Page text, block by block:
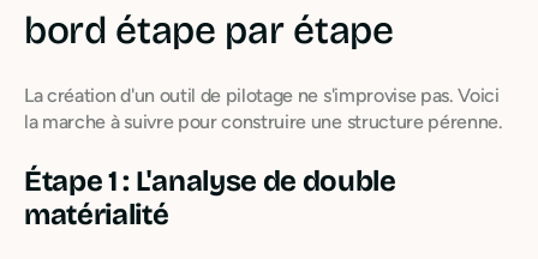
bord étape par étape
La création d'un outil de pilotage ne s'improvise pas. Voici
la marche à suivre pour construire une structure pérenne.
Étape 1 : L'analyse de double
matérialité